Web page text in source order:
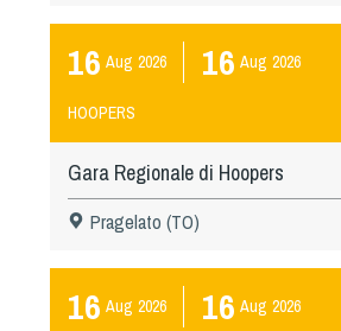
16 Aug 2026 16 Aug 2026
HOOPERS
Gara Regionale di Hoopers
Pragelato (TO)
16 Aug 2026 16 Aug 2026